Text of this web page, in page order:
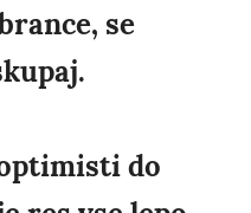
se
do